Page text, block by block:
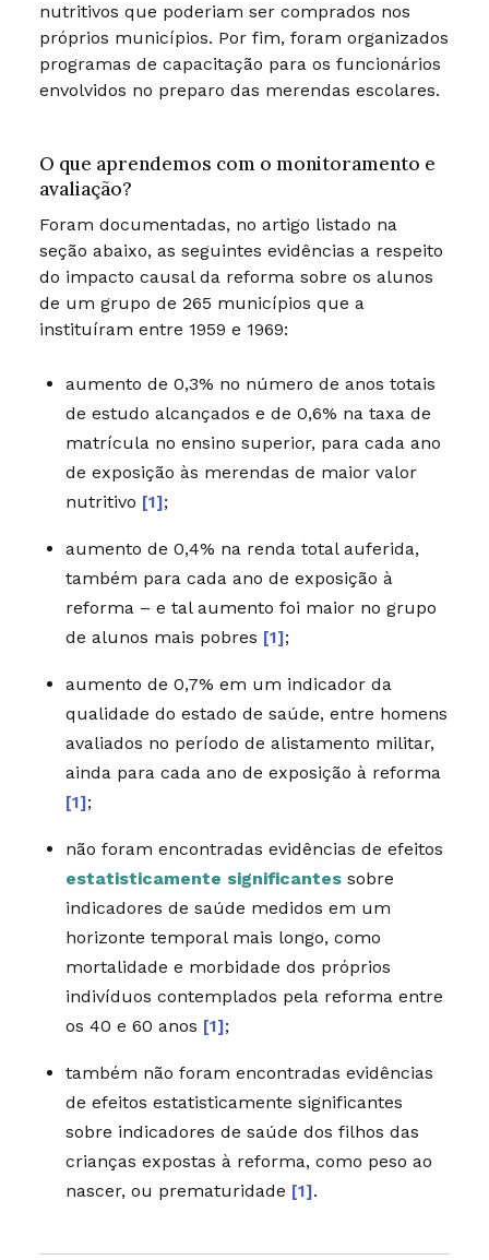
nutritivos que poderiam ser comprados nos
próprios municípios. Por fim, foram organizados
programas de capacitação para os funcionários
envolvidos no preparo das merendas escolares.
O que aprendemos com o monitoramento e
avaliação?
Foram documentadas, no artigo listado na
seção abaixo, as seguintes evidências a respeito
do impacto causal da reforma sobre os alunos
de um grupo de 265 municípios que a
instituíram entre 1959 e 1969:
aumento de 0,3% no número de anos totais
de estudo alcançados e de 0,6% na taxa de
matrícula no ensino superior, para cada ano
de exposição às merendas de maior valor
nutritivo [1];
aumento de 0,4% na renda total auferida,
também para cada ano de exposição à
reforma – e tal aumento foi maior no grupo
de alunos mais pobres [1];
aumento de 0,7% em um indicador da
qualidade do estado de saúde, entre homens
avaliados no período de alistamento militar,
ainda para cada ano de exposição à reforma
[1];
não foram encontradas evidências de efeitos
estatisticamente significantessobre
indicadores de saúde medidos em um
horizonte temporal mais longo, como
mortalidade e morbidade dos próprios
indivíduos contemplados pela reforma entre
os 40 e 60 anos [1];
também não foram encontradas evidências
de efeitos estatisticamente significantes
sobre indicadores de saúde dos filhos das
crianças expostas à reforma, como peso ao
nascer, ou prematuridade [1].